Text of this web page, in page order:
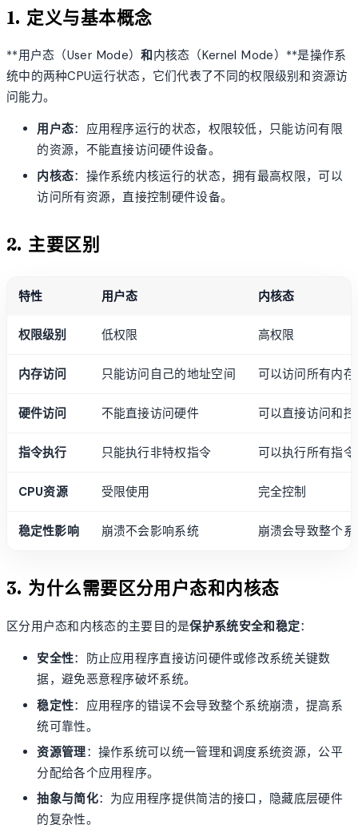
1. 定义与基本概念
**用户态（User Mode）和内核态（Kernel Mode）**是操作系
统中的两种CPU运行状态，它们代表了不同的权限级别和资源访
问能力。
用户态：应用程序运行的状态，权限较低，只能访问有限
的资源，不能直接访问硬件设备。
内核态：操作系统内核运行的状态，拥有最高权限，可以
访问所有资源，直接控制硬件设备。
2. 主要区别
特性 用户态 内核态
权限级别 低权限 高权限
内存访问 只能访问自己的地址空间 可以访问所有内
硬件访问 不能直接访问硬件 可以直接访问和
指令执行 只能执行非特权指令 可以执行所有指
CPU资源 受限使用 完全控制
稳定性影响 崩溃不会影响系统 崩溃会导致整个
3. 为什么需要区分用户态和内核态
区分用户态和内核态的主要目的是保护系统安全和稳定：
安全性：防止应用程序直接访问硬件或修改系统关键数
据，避免恶意程序破坏系统。
稳定性：应用程序的错误不会导致整个系统崩溃，提高系
统可靠性。
资源管理：操作系统可以统一管理和调度系统资源，公平
分配给各个应用程序。
抽象与简化：为应用程序提供简洁的接口，隐藏底层硬件
的复杂性。